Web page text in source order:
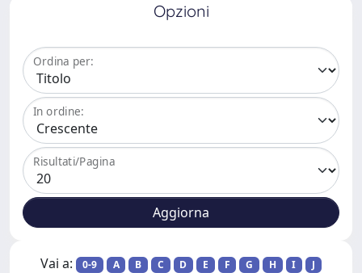
Opzioni
Ordina per:
In ordine:
Risultati/Pagina
Vai a: 0-9 A B C D E F G H I
J